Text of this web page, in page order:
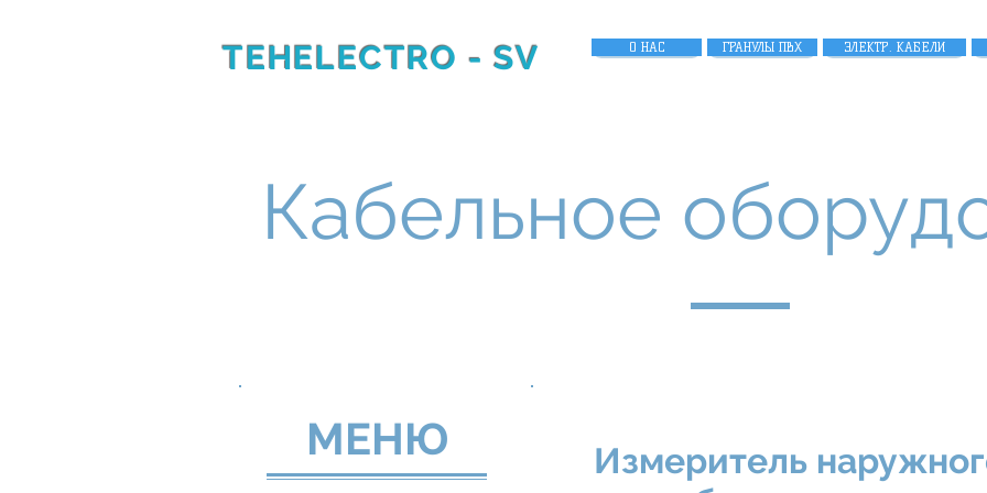
TEHELECTRO - SV DESPRE NOI GRANULE PVC CABLURI ELECTRICE
О НАС ГРАНУЛЫ ПВХ ЭЛЕКТР. КАБЕЛИ
Кабельное
МЕНЮ
Измеритель